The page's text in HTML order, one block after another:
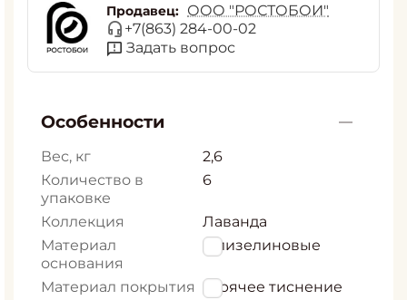
Продавец: ООО "РОСТОБОИ"
+7(863) 284-00-02
Задать вопрос
Особенности
Вес, кг
2,6
Количество в
упаковке
6
Коллекция
Лаванда
Материал
основания
Флизелиновые
Материал покрытия горячее тиснение